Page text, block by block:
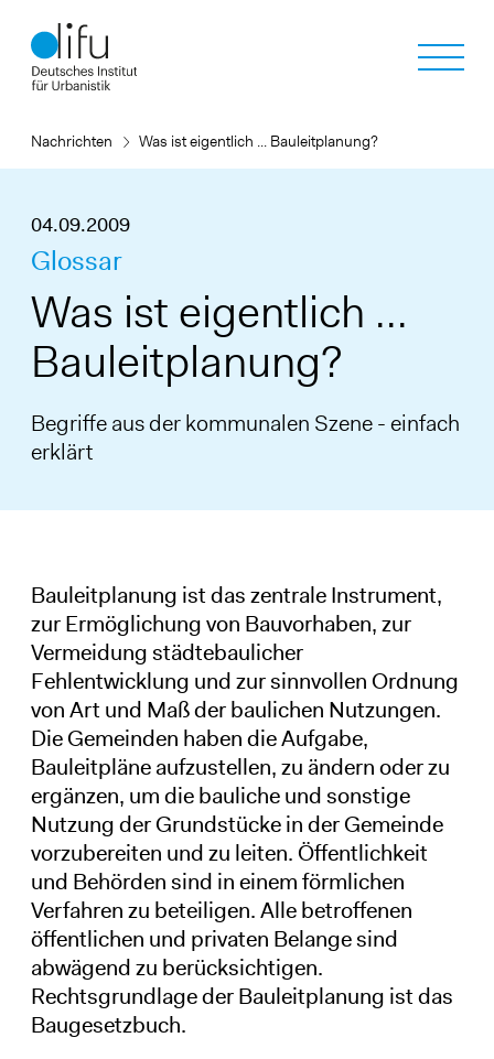
zum
Inhalt
Nachrichten Was ist eigentlich ... Bauleitplanung?
04.09.2009
Glossar
Was ist eigentlich ...
Bauleitplanung?
Begriffe aus der kommunalen Szene - einfach
erklärt
Bauleitplanung ist das zentrale Instrument,
zur Ermöglichung von Bauvorhaben, zur
Vermeidung städtebaulicher
Fehlentwicklung und zur sinnvollen Ordnung
von Art und Maß der baulichen Nutzungen.
Die Gemeinden haben die Aufgabe,
Bauleitpläne aufzustellen, zu ändern oder zu
ergänzen, um die bauliche und sonstige
Nutzung der Grundstücke in der Gemeinde
vorzubereiten und zu leiten. Öffentlichkeit
und Behörden sind in einem förmlichen
Verfahren zu beteiligen. Alle betroffenen
öffentlichen und privaten Belange sind
abwägend zu berücksichtigen.
Rechtsgrundlage der Bauleitplanung ist das
Baugesetzbuch.